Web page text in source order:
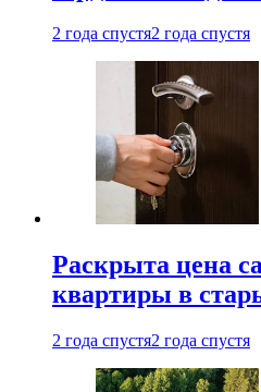
2 года спустя2 года спустя
Раскрыта цена
квартиры в
2 года спустя2 года спустя